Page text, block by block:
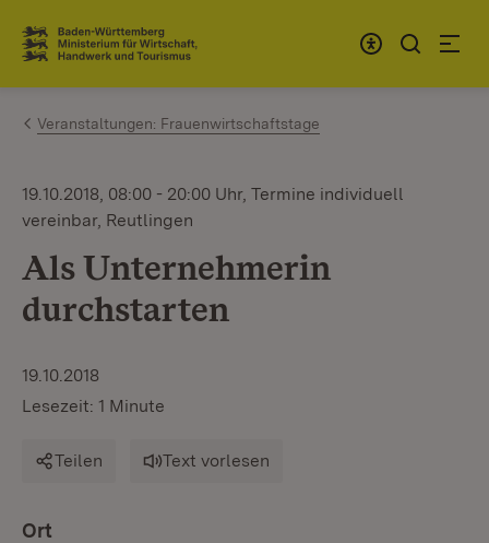
Zum Inhalt springen
Link zur Startseite
Veranstaltungen: Frauenwirtschaftstage
19.10.2018, 08:00 - 20:00 Uhr, Termine individuell
vereinbar, Reutlingen
Als Unternehmerin
durchstarten
19.10.2018
Lesezeit: 1 Minute
Teilen Text vorlesen
Ort